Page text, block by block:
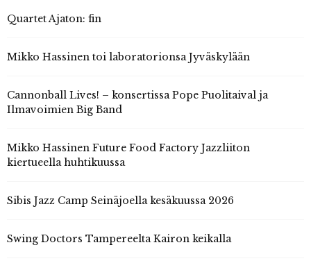
Quartet Ajaton: fin
Mikko Hassinen toi laboratorionsa Jyväskylään
Cannonball Lives! – konsertissa Pope Puolitaival ja
Ilmavoimien Big Band
Mikko Hassinen Future Food Factory Jazzliiton
kiertueella huhtikuussa
Sibis Jazz Camp Seinäjoella kesäkuussa 2026
Swing Doctors Tampereelta Kairon keikalla